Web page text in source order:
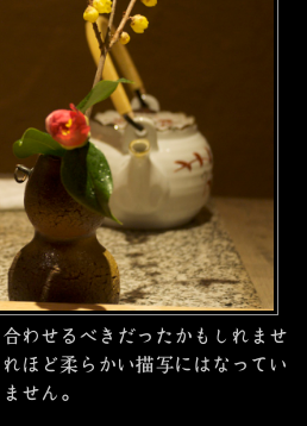
わせるべきだったかもしれませ
ほど柔らかい描写にはなってい
ません。